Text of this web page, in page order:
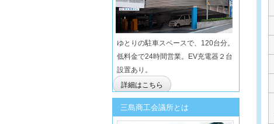
ゆとりの駐車スペースで、120台分。
低料金で24時間営業。EV充電器２台
設置あり。
詳細はこちら
三島商工会議所とは